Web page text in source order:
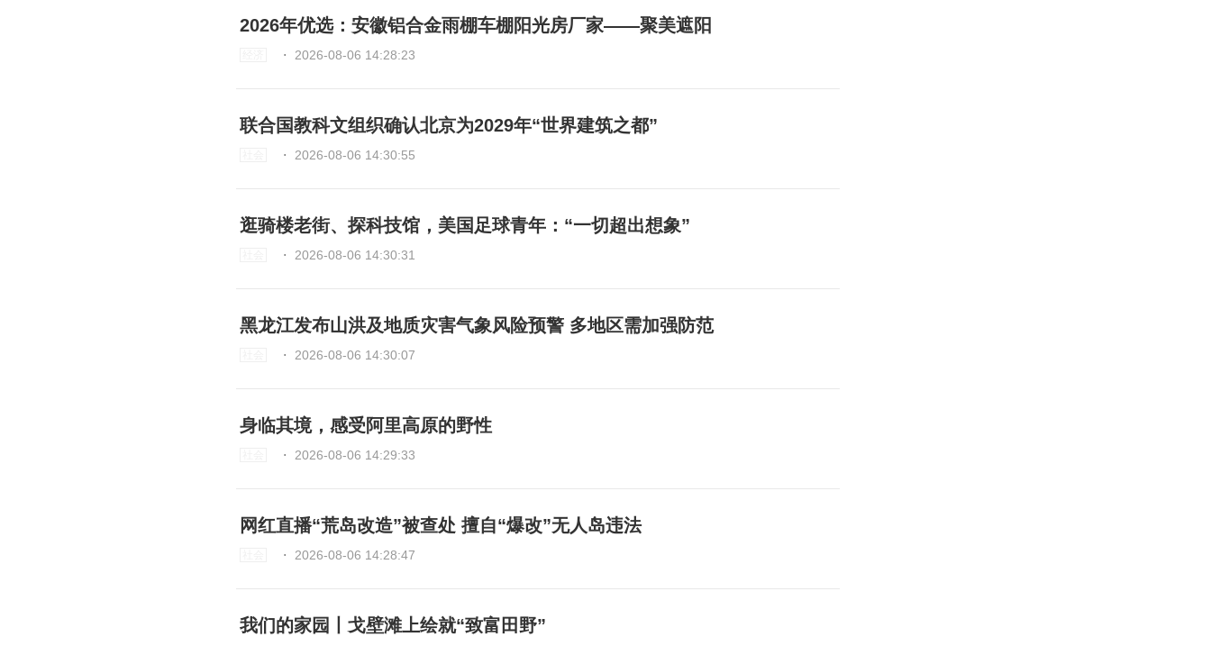
2026年优选：安徽铝合金雨棚车棚阳光房厂家——聚美遮阳
⋅ 2026-08-06 14:28:23
联合国教科文组织确认北京为2029年“世界建筑之都”
⋅ 2026-08-06 14:30:55
逛骑楼老街、探科技馆，美国足球青年：“一切超出想象”
⋅ 2026-08-06 14:30:31
黑龙江发布山洪及地质灾害气象风险预警 多地区需加强防范
⋅ 2026-08-06 14:30:07
身临其境，感受阿里高原的野性
⋅ 2026-08-06 14:29:33
网红直播“荒岛改造”被查处 擅自“爆改”无人岛违法
⋅ 2026-08-06 14:28:47
我们的家园丨戈壁滩上绘就“致富田野”